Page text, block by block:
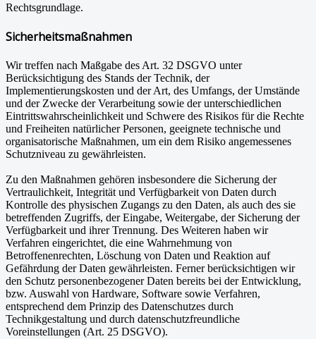
Rechtsgrundlage.
Sicherheitsmaßnahmen
Wir treffen nach Maßgabe des Art. 32 DSGVO unter
Berücksichtigung des Stands der Technik, der
Implementierungskosten und der Art, des Umfangs, der Umstände
und der Zwecke der Verarbeitung sowie der unterschiedlichen
Eintrittswahrscheinlichkeit und Schwere des Risikos für die Rechte
und Freiheiten natürlicher Personen, geeignete technische und
organisatorische Maßnahmen, um ein dem Risiko angemessenes
Schutzniveau zu gewährleisten.
Zu den Maßnahmen gehören insbesondere die Sicherung der
Vertraulichkeit, Integrität und Verfügbarkeit von Daten durch
Kontrolle des physischen Zugangs zu den Daten, als auch des sie
betreffenden Zugriffs, der Eingabe, Weitergabe, der Sicherung der
Verfügbarkeit und ihrer Trennung. Des Weiteren haben wir
Verfahren eingerichtet, die eine Wahrnehmung von
Betroffenenrechten, Löschung von Daten und Reaktion auf
Gefährdung der Daten gewährleisten. Ferner berücksichtigen wir
den Schutz personenbezogener Daten bereits bei der Entwicklung,
bzw. Auswahl von Hardware, Software sowie Verfahren,
entsprechend dem Prinzip des Datenschutzes durch
Technikgestaltung und durch datenschutzfreundliche
Voreinstellungen (Art. 25 DSGVO).